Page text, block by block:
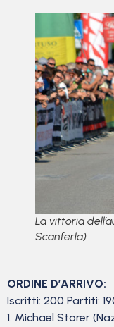
La vittoria
Scanferla)
ORDINE D’ARRIVO:
Iscritti: 200 Partiti:
1. Michael Storer